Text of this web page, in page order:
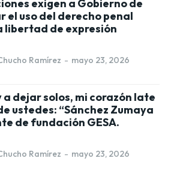
exigen a Gobierno de
el uso del derecho penal
libertad de expresión
Ramírez - mayo 23, 2026
a dejar solos, mi corazón late
ustedes: “Sánchez Zumaya
de fundación GESA.
Ramírez - mayo 23, 2026